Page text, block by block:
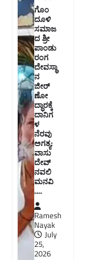
ಗೊಂ
ದೂಳಿ
ಸಮಾಜ
ದ ಶ್ರೀ
ಪಾಂಡು
ರಂಗ
ದೇವಸ್ಥಾ
ನ
ಜೀರ್
ಣೋ
ದ್ಧಾರಕ್ಕೆ
ದಾನಿಗ
ಳ
ನೆರವು
ಅಗತ್ಯ:
ವಾಸು
ದೇವ್
ನವಲಿ
ಮನವಿ​
….
Ramesh
Nayak
July
25,
2026